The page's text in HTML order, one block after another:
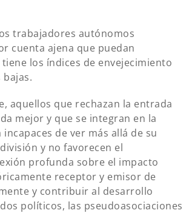
trabajadores autónomos
cuenta ajena que puedan
los índices de envejecimiento
bajas.
aquellos que rechazan la entrada
mejor y que se integran en la
de ver más allá de su
y no favorecen el
profunda sobre el impacto
receptor y emisor de
y contribuir al desarrollo
políticos, las pseudoasociaciones